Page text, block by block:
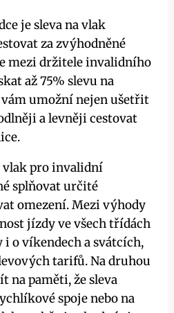
je sleva na vlak
za zvýhodněné
mezi držitele invalidního
až 75% slevu na
umožní nejen ušetřit
a levněji cestovat
vlak pro invalidní
splňovat určité
omezení. Mezi výhody
jízdy ve všech třídách
o víkendech a svátcích,
tarifů. Na druhou
na paměti, že sleva
spoje nebo na